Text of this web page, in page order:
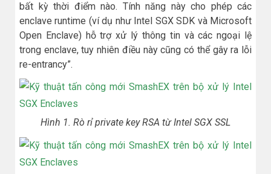
bất kỳ thời điểm nào. Tính năng này cho phép các
enclave runtime (ví dụ như Intel SGX SDK và Microsoft
Open Enclave) hỗ trợ xử lý thông tin và các ngoại lệ
trong enclave, tuy nhiên điều này cũng có thể gây ra lỗi
re-entrancy”.
Hình 1. Rò rỉ private key RSA từ Intel SGX SSL